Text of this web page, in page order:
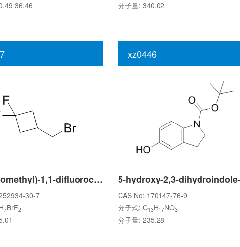
36.46
分子量: 340.02
3-(Bromomethyl)-1,1-difluorocyclobutane
30-7
7BrF2
xz0446
CAS No: 170147-76-9
分子式: C13H17NO3
分子量: 235.28